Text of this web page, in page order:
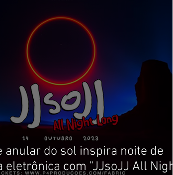
anular do sol inspira noite de
eletrônica com "JJsoJJ All Night